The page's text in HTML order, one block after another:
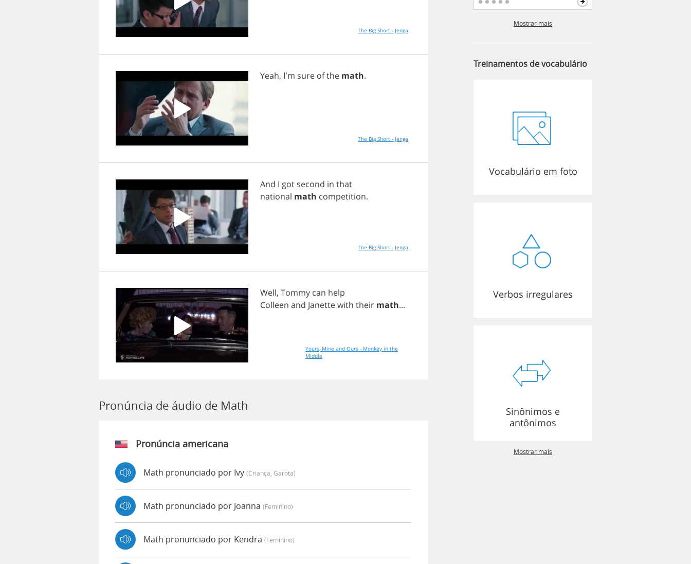
The Big Short - Jenga
Yeah, I'm sure ofthe math.
The Big Short - Jenga
And I got second in that
national math competition.
The Big Short - Jenga
Well, Tommy can help
Colleen and Janettewith their math...
Yours, Mine and Ours - Monkey in the
Middle
Pronúncia de áudio de Math
Pronúncia americana
Math pronunciado por Ivy (criança, Garota)
Math pronunciado por Joanna (feminino)
Math pronunciado por Kendra (feminino)
Mostrar mais
Treinamentos de vocabulário
Vocabulário em foto
Verbos irregulares
Sinônimos e
antônimos
Mostrar mais